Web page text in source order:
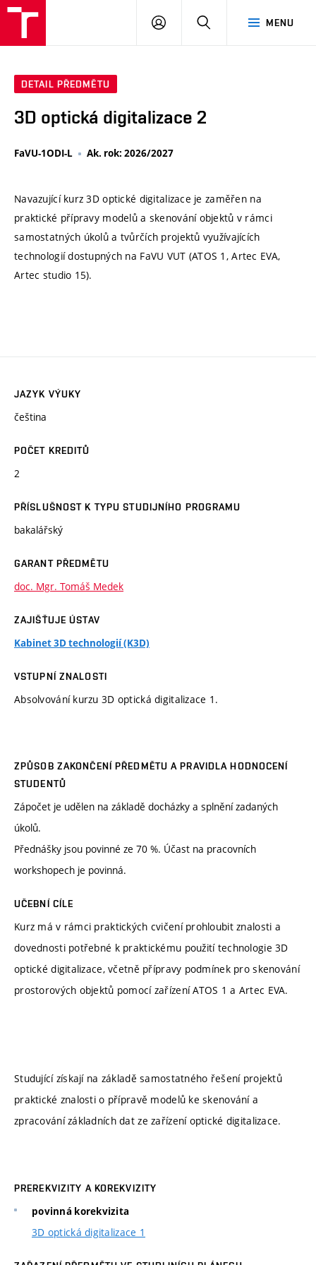
MENU
PŘIHLÁSIT
DETAIL PŘEDMĚTU
3D optická digitalizace 2
FaVU-1ODI-L Ak. rok: 2026/2027
Navazující kurz 3D optické digitalizace je zaměřen na
praktické přípravy modelů a skenování objektů v rámci
samostatných úkolů a tvůrčích projektů využívajících
technologií dostupných na FaVU VUT (ATOS 1, Artec EVA,
Artec studio 15).
JAZYK VÝUKY
čeština
POČET KREDITŮ
2
PŘÍSLUŠNOST K TYPU STUDIJNÍHO PROGRAMU
bakalářský
GARANT PŘEDMĚTU
doc. Mgr. Tomáš Medek
ZAJIŠŤUJE ÚSTAV
Kabinet 3D technologií (K3D)
VSTUPNÍ ZNALOSTI
Absolvování kurzu 3D optická digitalizace 1.
ZPŮSOB ZAKONČENÍ PŘEDMĚTU A PRAVIDLA HODNOCENÍ
STUDENTŮ
Zápočet je udělen na základě docházky a splnění zadaných
úkolů.
Přednášky jsou povinné ze 70 %. Účast na pracovních
workshopech je povinná.
UČEBNÍ CÍLE
Kurz má v rámci praktických cvičení prohloubit znalosti a
dovednosti potřebné k praktickému použití technologie 3D
optické digitalizace, včetně přípravy podmínek pro skenování
prostorových objektů pomocí zařízení ATOS 1 a Artec EVA.
Studující získají na základě samostatného řešení projektů
praktické znalosti o přípravě modelů ke skenování a
zpracování základních dat ze zařízení optické digitalizace.
PREREKVIZITY A KOREKVIZITY
povinná korekvizita
3D optická digitalizace 1